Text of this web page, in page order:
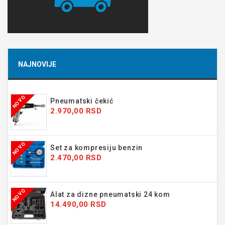
NAJNOVIJE
NOVO Pneumatski čekić
2.970,00 RSD
NOVO Set za kompresiju benzin
2.470,00 RSD
NOVO Alat za dizne pneumatski 24 kom
14.490,00 RSD